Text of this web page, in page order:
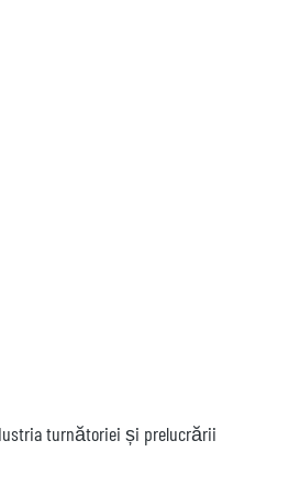
turnătoriei și prelucrării